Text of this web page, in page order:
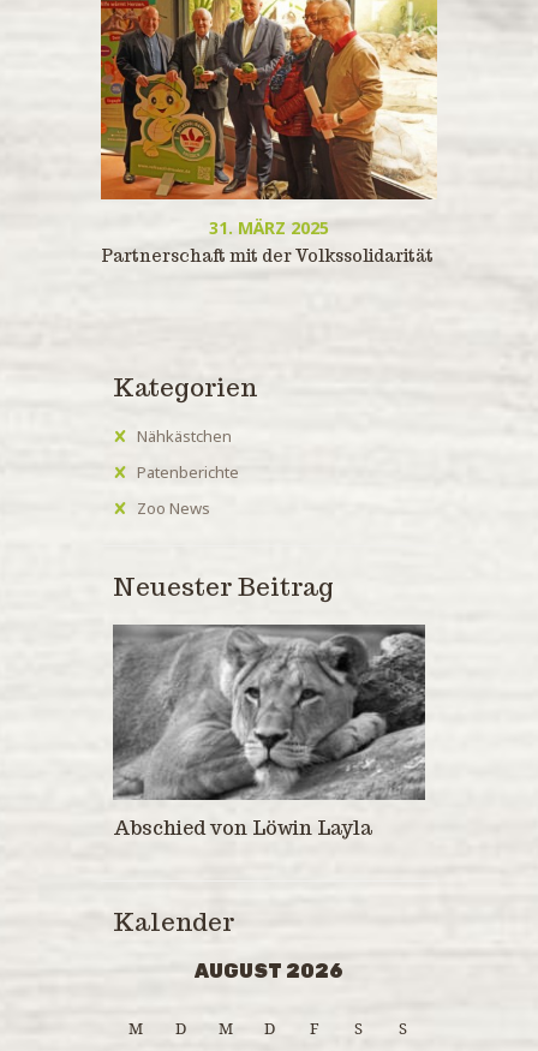
31. MÄRZ 2025
Partnerschaft mit der Volkssolidarität
Kategorien
Nähkästchen
Patenberichte
Zoo News
Neuester Beitrag
Abschied von Löwin Layla
Kalender
AUGUST 2026
M D M D F S
S